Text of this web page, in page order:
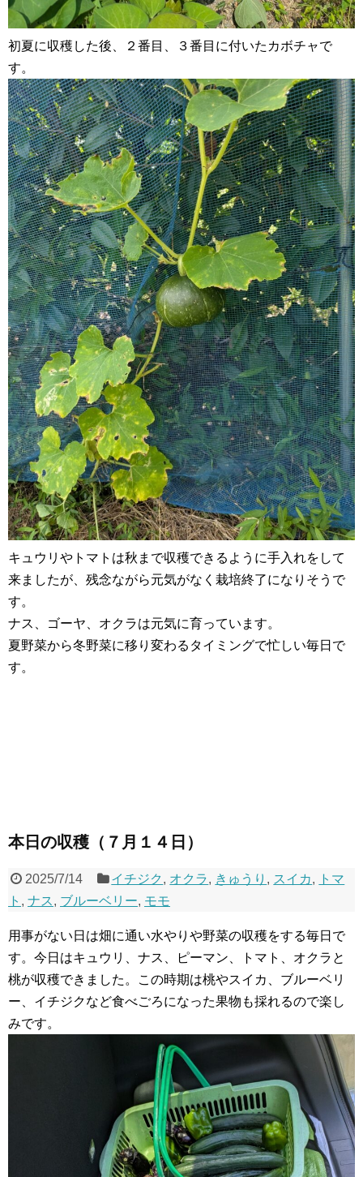
初夏に収穫した後、２番目、３番目に付いたカボチャで
す。
キュウリやトマトは秋まで収穫できるように手入れをして
来ましたが、残念ながら元気がなく栽培終了になりそうで
す。
ナス、ゴーヤ、オクラは元気に育っています。
夏野菜から冬野菜に移り変わるタイミングで忙しい毎日で
す。
本日の収穫（７月１４日）
2025/7/14 イチジク , オクラ, きゅうり , スイカ,
トマ
ト , ナス, ブルーベリー, モモ
用事がない日は畑に通い水やりや野菜の収穫をする毎日で
す。今日はキュウリ、ナス、ピーマン、トマト、オクラと
桃が収穫できました。この時期は桃やスイカ、ブルーベリ
ー、イチジクなど食べごろになった果物も採れるので楽し
みです。